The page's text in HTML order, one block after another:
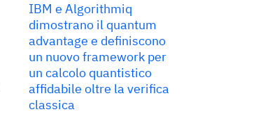
IBM e Algorithmiq
dimostrano il quantum
advantage e definiscono
un nuovo framework per
un calcolo quantistico
affidabile oltre la verifica
classica